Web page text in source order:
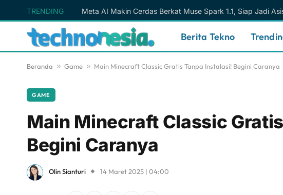
TRENDING
Berita Tekno
Beranda » Game » Main Minecraft Classic Gratis Tanpa Instalasi! Begini Caranya
GAME
Main Minecraft Classic
Begini Caranya
Olin Sianturi 14 Maret 2025 | 04:00